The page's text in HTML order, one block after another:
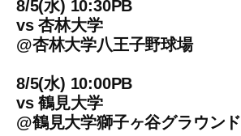
8/5(水) 10:30PB
vs杏林大学
@杏林大学八王子野球場
8/5(水) 10:00PB
vs鶴見大学
@鶴見大学獅子ヶ谷グラウンド